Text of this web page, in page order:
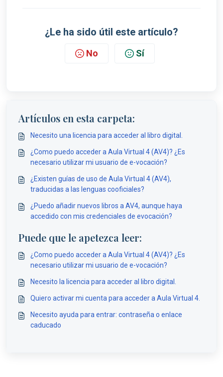
¿Le ha sido útil este artículo?
No Sí
Artículos en esta carpeta:
Necesito una licencia para acceder al libro digital.
¿Como puedo acceder a Aula Virtual 4 (AV4)? ¿Es
necesario utilizar mi usuario de e-vocación?
¿Existen guías de uso de Aula Virtual 4 (AV4),
traducidas a las lenguas cooficiales?
¿Puedo añadir nuevos libros a AV4, aunque haya
accedido con mis credenciales de evocación?
Puede que le apetezca leer:
¿Como puedo acceder a Aula Virtual 4 (AV4)? ¿Es
necesario utilizar mi usuario de e-vocación?
Necesito la licencia para acceder al libro digital.
Quiero activar mi cuenta para acceder a Aula Virtual 4.
Necesito ayuda para entrar: contraseña o enlace
caducado